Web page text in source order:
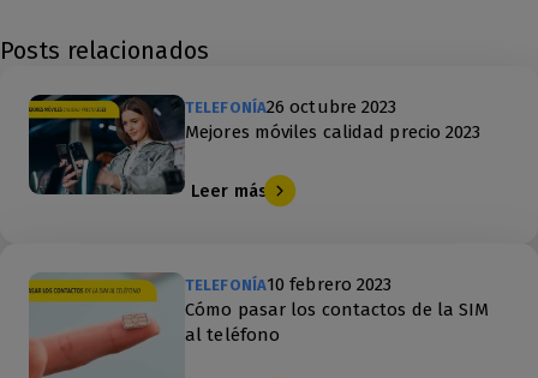
Posts relacionados
TELEFONÍA26 octubre 2023
Mejores móviles calidad precio 2023
Leer más
TELEFONÍA10 febrero 2023
Cómo pasar los contactos de la SIM
al teléfono